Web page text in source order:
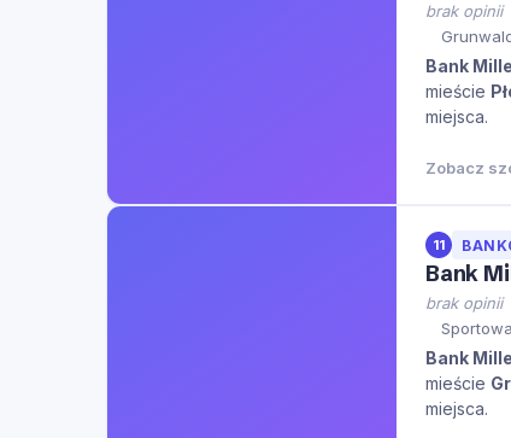
brak opinii
Bank
mieście
miejsca.
Zobacz
11
Bank
brak opinii
Bank
mieście
miejsca.